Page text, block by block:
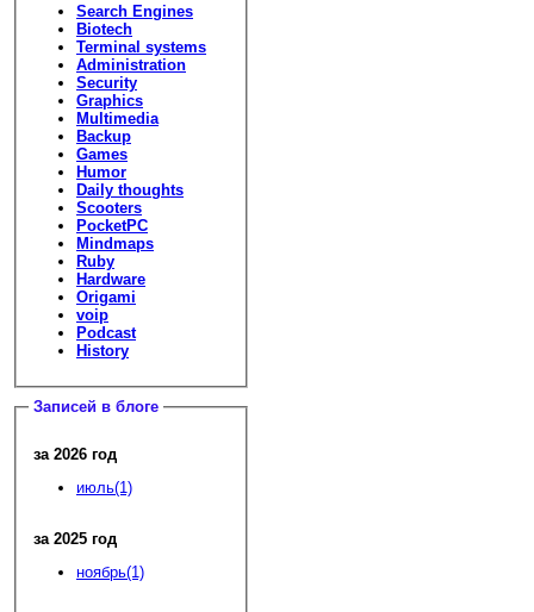
Search Engines
Biotech
Terminal systems
Administration
Security
Graphics
Multimedia
Backup
Games
Humor
Daily thoughts
Scooters
PocketPC
Mindmaps
Ruby
Hardware
Origami
voip
Podcast
History
Записей в блоге
за 2026 год
июль(1)
за 2025 год
ноябрь(1)